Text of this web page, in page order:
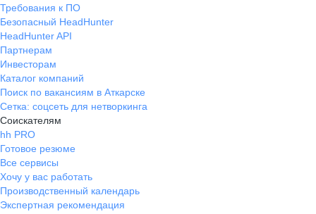
Требования к ПО
Безопасный HeadHunter
HeadHunter API
Партнерам
Инвесторам
Каталог компаний
Поиск по вакансиям в Аткарске
Сетка: соцсеть для нетворкинга
Соискателям
hh PRO
Готовое резюме
Все сервисы
Хочу у вас работать
Производственный календарь
Экспертная рекомендация